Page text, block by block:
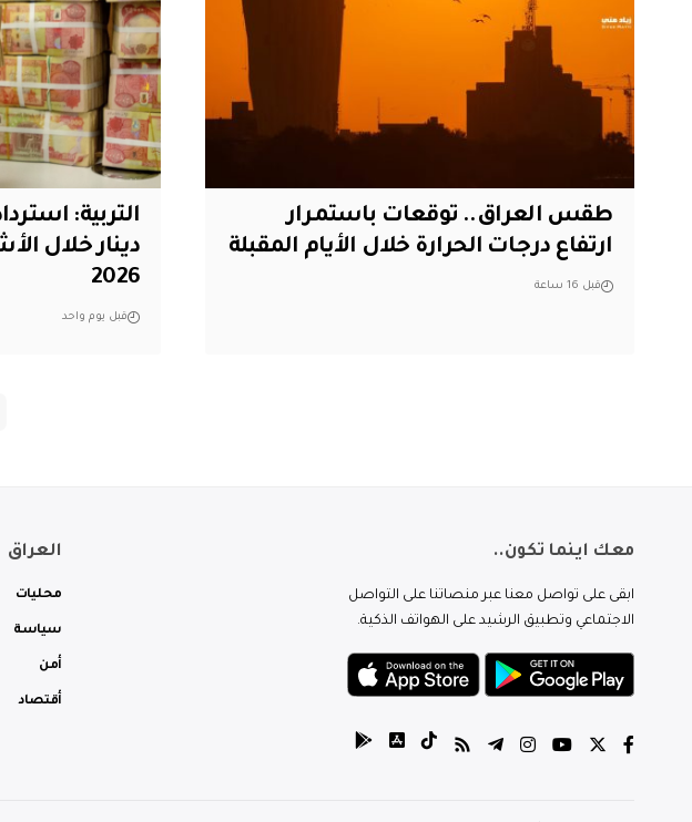
طقس العراق.. توقعات باستمرار
ارتفاع درجات الحرارة خلال الأيام المقبلة
قبل 16 ساعة
التربية:
دينار خلال
2026
قبل يوم واحد
معك اينما تكون..
ابقى على تواصل معنا عبر منصاتنا على التواصل
الاجتماعي وتطبيق الرشيد على الهواتف الذكية.
العراق
محليات
سياسة
أمن
أقتصاد